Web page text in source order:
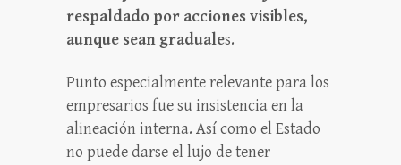
respaldado por acciones visibles,
aunque sean graduales.
Punto especialmente relevante para los
empresarios fue su insistencia en la
alineación interna. Así como el Estado
no puede darse el lujo de tener